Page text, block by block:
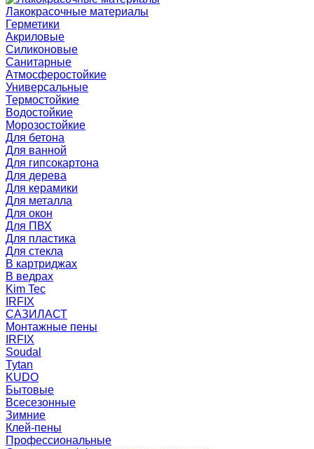
Лакокрасочные материалы
Герметики
Акриловые
Силиконовые
Санитарные
Атмосферостойкие
Универсальные
Термостойкие
Водостойкие
Морозостойкие
Для бетона
Для ванной
Для гипсокартона
Для дерева
Для керамики
Для металла
Для окон
Для ПВХ
Для пластика
Для стекла
В картриджах
В ведрах
Kim Tec
IRFIX
САЗИЛАСТ
Монтажные пены
IRFIX
Soudal
Tytan
KUDO
Бытовые
Всесезонные
Зимние
Клей-пены
Профессиональные